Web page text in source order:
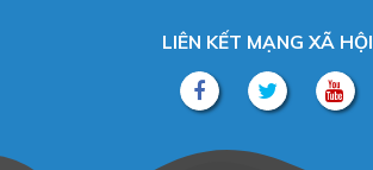
LIÊN KẾT MẠNG XÃ HỘI